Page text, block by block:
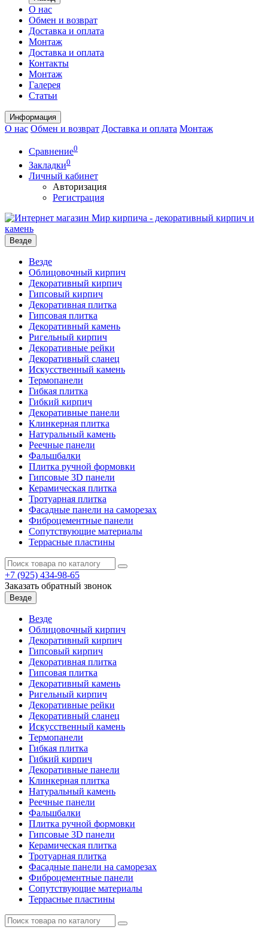
О нас
Обмен и возврат
Доставка и оплата
Монтаж
Доставка и оплата
Контакты
Монтаж
Галерея
Статьи
Информация
О нас Обмен и возврат Доставка и оплата Монтаж
Сравнение0
Закладки0
Личный кабинет
Авторизация
Регистрация
Везде
Везде
Облицовочный кирпич
Декоративный кирпич
Гипсовый кирпич
Декоративная плитка
Гипсовая плитка
Декоративный камень
Ригельный кирпич
Декоративные рейки
Декоративный сланец
Искусственный камень
Термопанели
Гибкая плитка
Гибкий кирпич
Декоративные панели
Клинкерная плитка
Натуральный камень
Реечные панели
Фальшбалки
Плитка ручной формовки
Гипсовые 3D панели
Керамическая плитка
Тротуарная плитка
Фасадные панели на саморезах
Фиброцементные панели
Сопутствующие материалы
Террасные пластины
+7 (925) 434-98-65
Заказать обратный звонок
Везде
Везде
Облицовочный кирпич
Декоративный кирпич
Гипсовый кирпич
Декоративная плитка
Гипсовая плитка
Декоративный камень
Ригельный кирпич
Декоративные рейки
Декоративный сланец
Искусственный камень
Термопанели
Гибкая плитка
Гибкий кирпич
Декоративные панели
Клинкерная плитка
Натуральный камень
Реечные панели
Фальшбалки
Плитка ручной формовки
Гипсовые 3D панели
Керамическая плитка
Тротуарная плитка
Фасадные панели на саморезах
Фиброцементные панели
Сопутствующие материалы
Террасные пластины